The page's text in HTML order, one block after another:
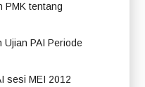
PMK tentang
Ujian PAI Periode
sesi MEI 2012